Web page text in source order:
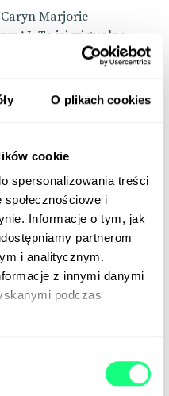
O plikach cookies
cookie
spersonalizowania treści
i
Informacje o tym, jak
partnerom
i analitycznym.
z innymi danymi
podczas
Marjorie
To jej wirtualna
może stać się
już ponad 1000
płatnych
może zarabiać
darmo? Oglądaj